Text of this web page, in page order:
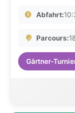
Abfahrt:
Parcours:
Gärtner-